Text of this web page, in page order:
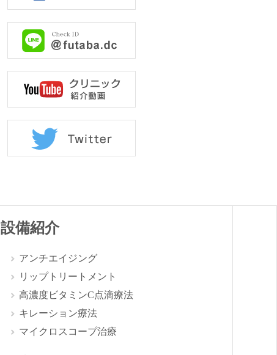
設備紹介
アンチエイジング
リップトリートメント
高濃度ビタミンC点滴療法
キレーション療法
マイクロスコープ治療